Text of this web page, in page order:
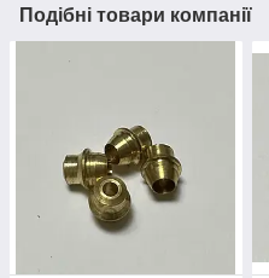
Подібні товари компанії